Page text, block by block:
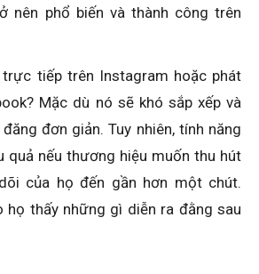
nên phổ biến và thành công trên
tiếp trên Instagram hoặc phát
Mặc dù nó sẽ khó sắp xếp và
đơn giản. Tuy nhiên, tính năng
quả nếu thương hiệu muốn thu hút
của họ đến gần hơn một chút.
họ thấy những gì diễn ra đằng sau